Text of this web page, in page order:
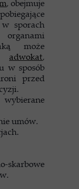
, obejmuje
sporach
może
adwokat,
w sposób
przed
umów.